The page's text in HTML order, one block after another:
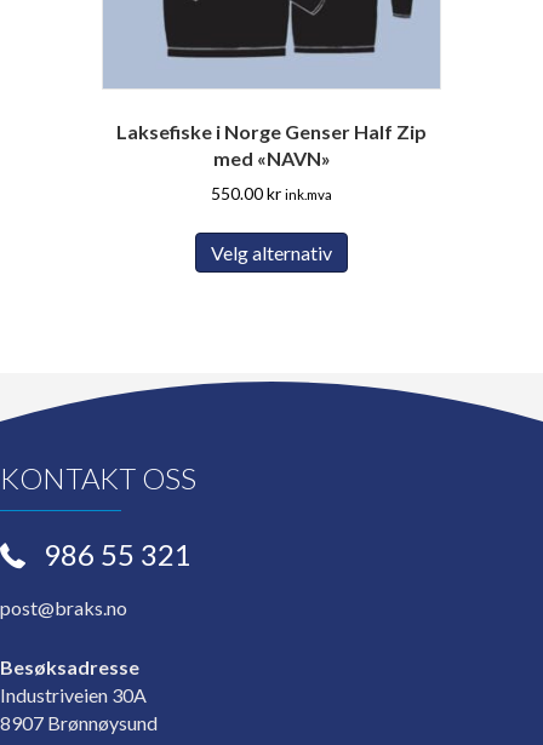
Laksefiske i Norge Genser Half Zip
med «NAVN»
550.00kr ink.mva
Velg alternativ
kan
KONTAKT OSS
986 55 321
post@braks.no
Besøksadresse
Industriveien 30A
8907 Brønnøysund